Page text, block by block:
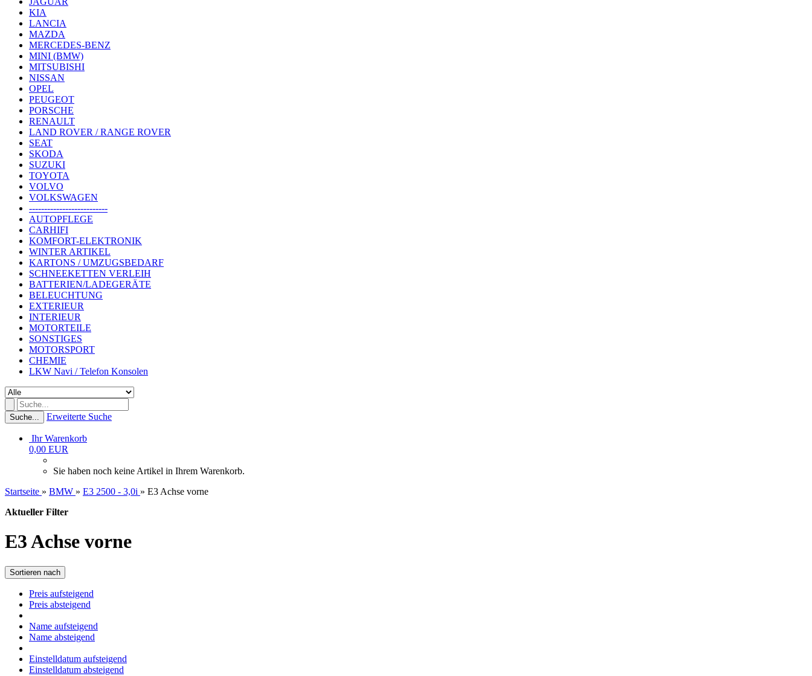
KIA
LANCIA
MAZDA
MERCEDES-BENZ
MINI (BMW)
MITSUBISHI
NISSAN
OPEL
PEUGEOT
PORSCHE
RENAULT
LAND ROVER / RANGE ROVER
SEAT
SKODA
SUZUKI
TOYOTA
VOLVO
VOLKSWAGEN
--------------------------
AUTOPFLEGE
CARHIFI
KOMFORT-ELEKTRONIK
WINTER ARTIKEL
KARTONS / UMZUGSBEDARF
SCHNEEKETTEN VERLEIH
BATTERIEN/LADEGERÄTE
BELEUCHTUNG
EXTERIEUR
INTERIEUR
MOTORTEILE
SONSTIGES
MOTORSPORT
CHEMIE
LKW Navi / Telefon Konsolen
Suche... Erweiterte Suche
Ihr Warenkorb
0,00 EUR
Sie haben noch keine Artikel in Ihrem Warenkorb.
Startseite » BMW » E3 2500 - 3,0i » E3 Achse vorne
Aktueller Filter
E3 Achse vorne
Sortieren nach
Preis aufsteigend
Preis absteigend
Name aufsteigend
Name absteigend
Einstelldatum aufsteigend
Einstelldatum absteigend